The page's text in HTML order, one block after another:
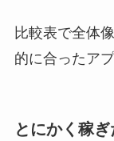
比較表で全体
的に合ったア
とにかく稼